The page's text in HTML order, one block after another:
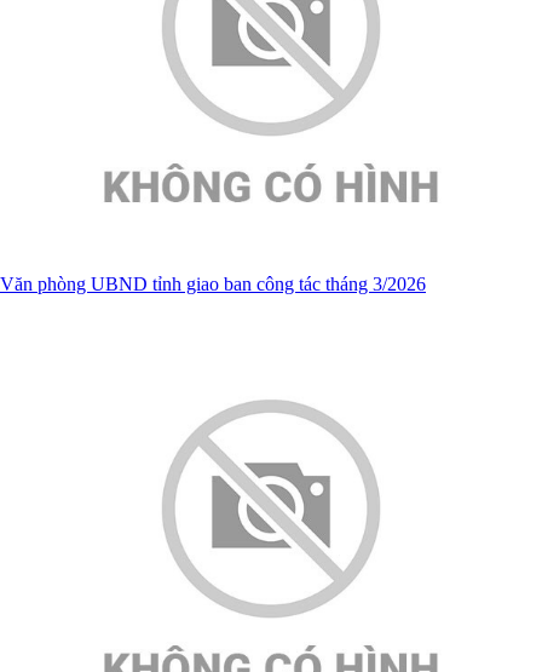
Văn phòng UBND tỉnh giao ban công tác tháng 3/2026